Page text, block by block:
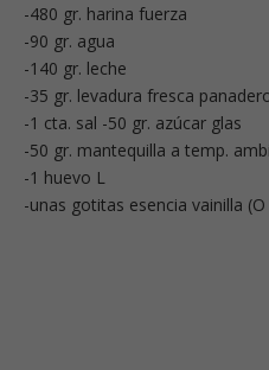
-480 gr. harina fuerza
-90 gr. agua
-140 gr. leche
-35 gr. levadura fresca
-1 cta. sal -50 gr. azúcar glas
-50 gr. mantequilla a temp.
-1 huevo L
-unas gotitas esencia vainilla